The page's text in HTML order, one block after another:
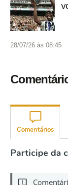
28/07/26 às 08:45